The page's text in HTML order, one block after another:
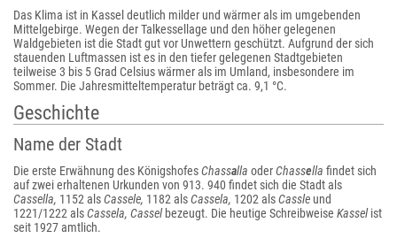
Das Klima ist in Kassel deutlich milder und wärmer als im umgebenden
Mittelgebirge. Wegen der Talkessellage und den höher gelegenen
Waldgebieten ist die Stadt gut vor Unwettern geschützt. Aufgrund der sich
stauenden Luftmassen ist es in den tiefer gelegenen Stadtgebieten
teilweise 3 bis 5 Grad Celsius wärmer als im Umland, insbesondere im
Sommer. Die Jahresmitteltemperatur beträgt ca. 9,1 °C.
Geschichte
Name der Stadt
Die erste Erwähnung des KönigshofesChassalla oderChassella findet sich
auf zwei erhaltenen Urkunden von 913. 940 findet sich die Stadt als
Cassella, 1152 alsCassele, 1182 alsCassela, 1202 alsCassle und
1221/1222 alsCassela, Casselbezeugt. Die heutige Schreibweise Kasselist
seit 1927 amtlich.